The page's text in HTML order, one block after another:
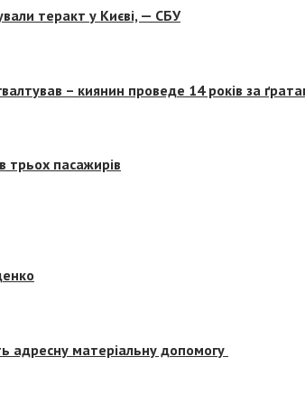
теракт у Києві, — СБУ
– киянин проведе 14 років за
трьох пасажирів
матеріальну допомогу